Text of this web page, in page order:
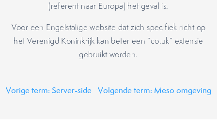
(referent naar Europa) het geval is.
Voor een Engelstalige website dat zich specifiek richt op
het Verenigd Koninkrijk kan beter een “co.uk” extensie
gebruikt worden.
Vorige term: Server-side Volgende term: Meso omgeving